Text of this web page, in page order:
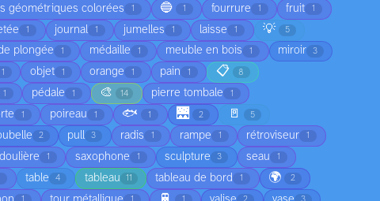
géométriques colorées 1 🔵 1 fourrure 1 fruit 1
1 journal 1 jumelles 1 laisse 1 💡 5
plongée 1 médaille 1 meuble en bois 1 miroir 3
1 objet 1 orange 1 pain 1 📋 8
1 pédale 1 🎨 14 pierre tombale 1
1 poireau 1 🐟 1 🌉 2 🚪 5
2 pull 3 radis 1 rampe 1 rétroviseur 1
1 saxophone 1 sculpture 3 seau 1
table 4 tableau 11 tableau de bord 1 🌍 2